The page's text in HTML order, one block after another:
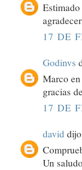
17 DE
Godinvs
Marco
gracias
17 DE
david
Un saludo